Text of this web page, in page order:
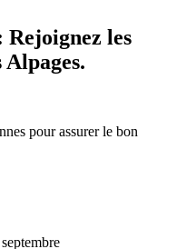
les
pour assurer le bon